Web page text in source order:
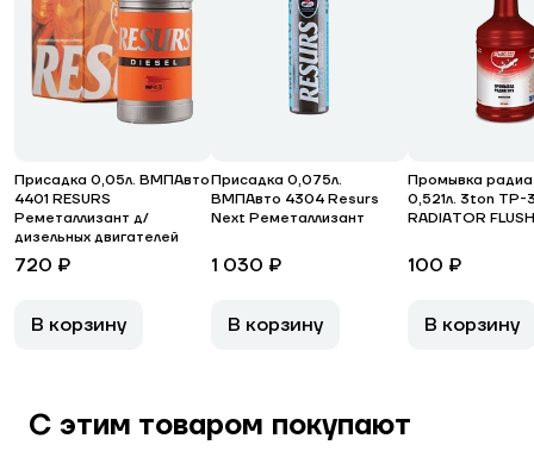
Присадка 0,05л. ВМПАвто
4401 RESURS
Реметаллизант д/
дизельных двигателей
720 ₽
В корзину
Присадка 0,075л.
ВМПАвто 4304 Resurs
Next Реметаллизант
1 030 ₽
В корзину
Промывка
0,521л. 3ton ТР-
RADIATOR FLUSH
100 ₽
В корзину
С этим товаром покупают